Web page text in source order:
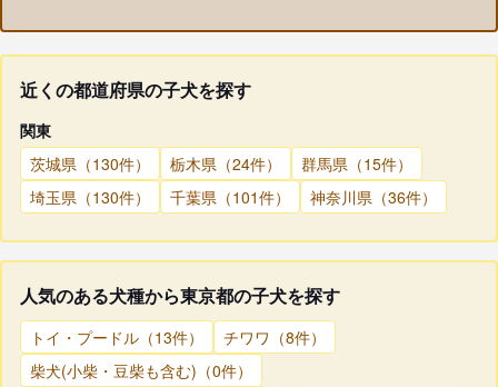
近くの都道府県の子犬を探す
関東
茨城県（130件）
栃木県（24件）
群馬県（15件）
埼玉県（130件）
千葉県（101件） 神奈川県（36件）
人気のある犬種から東京都の子犬を探す
トイ・プードル（13件）
チワワ（8件）
柴犬(小柴・豆柴も含む)（0件）